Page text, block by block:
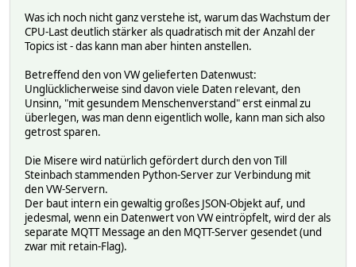
Was ich noch nicht ganz verstehe ist, warum das Wachstum der
CPU-Last deutlich stärker als quadratisch mit der Anzahl der
Topics ist - das kann man aber hinten anstellen.
Betreffend den von VW gelieferten Datenwust:
Unglücklicherweise sind davon viele Daten relevant, den
Unsinn, "mit gesundem Menschenverstand" erst einmal zu
überlegen, was man denn eigentlich wolle, kann man sich also
getrost sparen.
Die Misere wird natürlich gefördert durch den von Till
Steinbach stammenden Python-Server zur Verbindung mit
den VW-Servern.
Der baut intern ein gewaltig großes JSON-Objekt auf, und
jedesmal, wenn ein Datenwert von VW eintröpfelt, wird der als
separate MQTT Message an den MQTT-Server gesendet (und
zwar mit retain-Flag).